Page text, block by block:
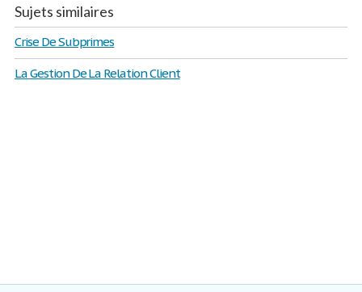
Sujets similaires
Crise De Subprimes
La Gestion De La Relation Client